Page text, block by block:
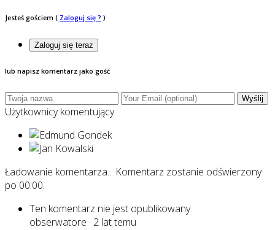
Jesteś gościem ( Zaloguj się ? )
Zaloguj się teraz
lub napisz komentarz jako gość
Wyślij
Użytkownicy komentujący
Ładowanie komentarza... Komentarz zostanie odświerzony
po 00:00.
Ten komentarz nie jest opublikowany.
obserwatore · 2 lat temu